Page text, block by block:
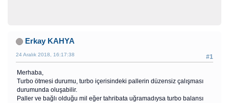
Erkay KAHYA
#1
24 Aralık 2018, 16:17:38
Merhaba,
Turbo ötmesi durumu, turbo içerisindeki pallerin düzensiz çalışması
durumunda oluşabilir.
Paller ve bağlı olduğu mil eğer tahribata uğramadıysa turbo balansı